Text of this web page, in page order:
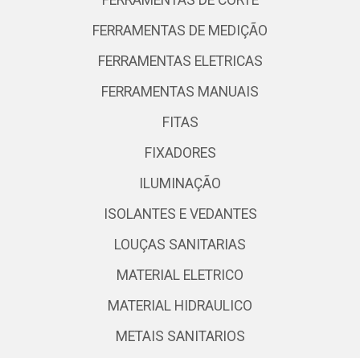
FERRAMENTAS DE MEDIÇÃO
FERRAMENTAS ELETRICAS
FERRAMENTAS MANUAIS
FITAS
FIXADORES
ILUMINAÇÃO
ISOLANTES E VEDANTES
LOUÇAS SANITARIAS
MATERIAL ELETRICO
MATERIAL HIDRAULICO
METAIS SANITARIOS